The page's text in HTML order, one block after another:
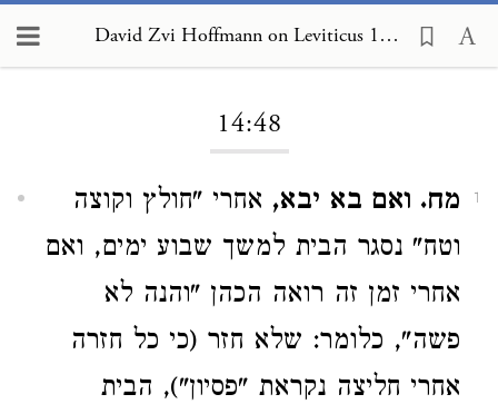
David Zvi Hoffmann on Leviticus 14:48
14:48
1 מח. ואם בא יבא, אחרי "חולץ וקוצה
וטח" נסגר הבית למשך שבוע ימים, ואם
אחרי זמן זה רואה הכהן "והנה לא
פשה", כלומר: שלא חזר (כי כל חזרה
אחרי חליצה נקראת "פסיון"), הבית